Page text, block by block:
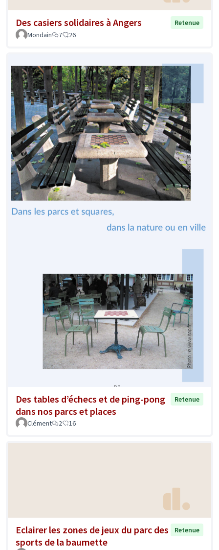
Des casiers solidaires à Angers
Retenue
Mondain
7 26
Des tables d’échecs et de ping-pong
dans nos parcs et places
Retenue
Clément 2 16
Eclairer les zones de jeux du parc des
sports de la baumette
Retenue